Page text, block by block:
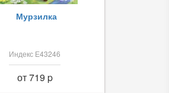
Мурзилка
Индекс Е43246
от 719 p